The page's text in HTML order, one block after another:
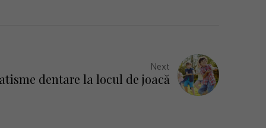
Next
dentare la locul de joacă